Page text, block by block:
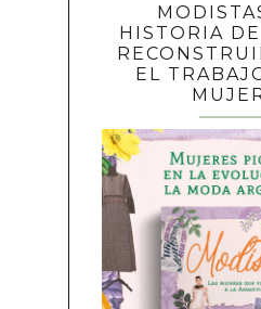
HISTORIA
EL